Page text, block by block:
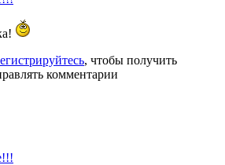
, чтобы получить
комментарии